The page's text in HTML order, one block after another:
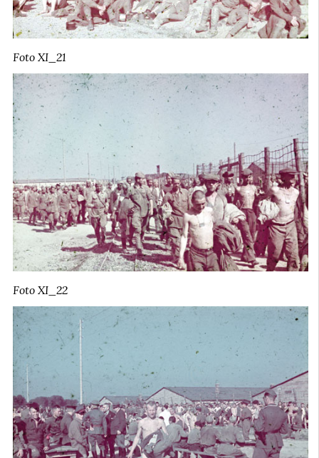
Foto XI_21
Foto XI_22